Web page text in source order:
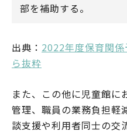
部を補助する。
出典： 2022年度保育関
ら抜粋
また、この他に児童館に
管理、職員の業務負担軽
談支援や利用者同士の交